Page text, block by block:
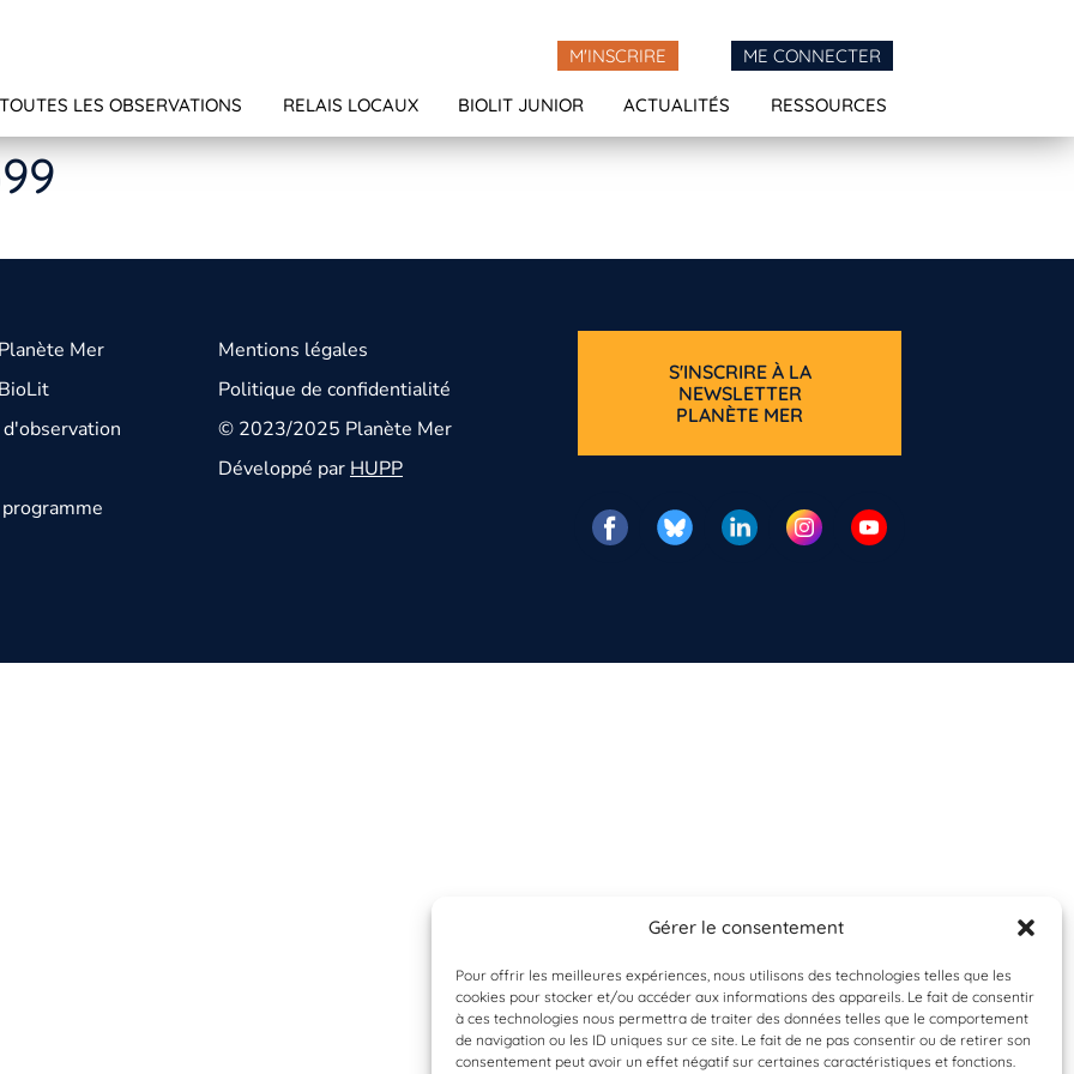
Gérer le consentement
Pour offrir les meilleures expériences, nous utilisons des technologies telles que les
cookies pour stocker et/ou accéder aux informations des appareils. Le fait de consentir
à ces technologies nous permettra de traiter des données telles que le comportement
de navigation ou les ID uniques sur ce site. Le fait de ne pas consentir ou de retirer son
consentement peut avoir un effet négatif sur certaines caractéristiques et fonctions.
M'INSCRIRE ME CONNECTER
TOUTES LES OBSERVATIONS RELAIS LOCAUX BIOLIT JUNIOR ACTUALITÉS RESSOURCES
Mer
Mentions légales
Politique de confidentialité
© 2023/2025 Planète Mer
Développé parHUPP
S'INSCRIRE À LA
NEWSLETTER
PLANÈTE MER